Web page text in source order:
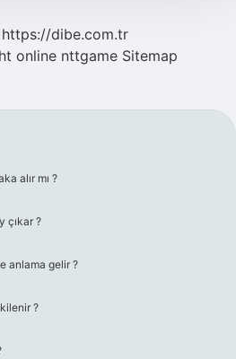
https://dibe.com.tr
online nttgame Sitemap
alır mı ?
çıkar ?
anlama gelir ?
?